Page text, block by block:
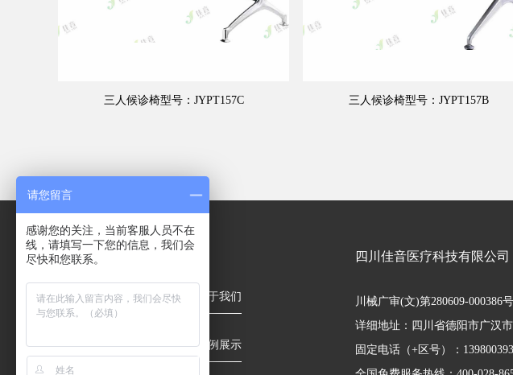
三人候诊椅型号：JYPT157C 三人候诊椅型号：JYPT157B
快速链接
首页 关于我们
产品中心 案例展示
四川佳音医疗科技有限公司
川械广审(文)第280609-000386号
详细地址：四川省德阳市广汉
固定电话（+区号）：
请您留言
感谢您的关注，当前客服人员不在
线，请填写一下您的信息，我们会
尽快和您联系。